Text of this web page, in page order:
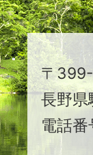
〒
長野県
電話